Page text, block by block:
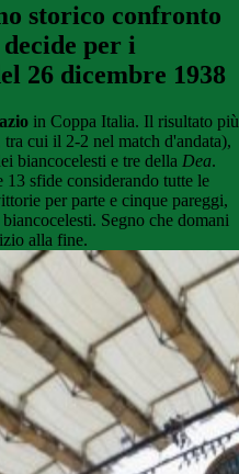
storico confronto
per i
26 dicembre 1938
in Coppa Italia. Il risultato più
cui il 2-2 nel match d'andata),
biancocelesti e tre della Dea.
sfide considerando tutte le
per parte e cinque pareggi,
Segno che domani
alla fine.